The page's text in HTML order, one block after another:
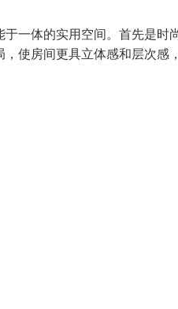
一体的实用空间。首先是时
使房间更具立体感和层次